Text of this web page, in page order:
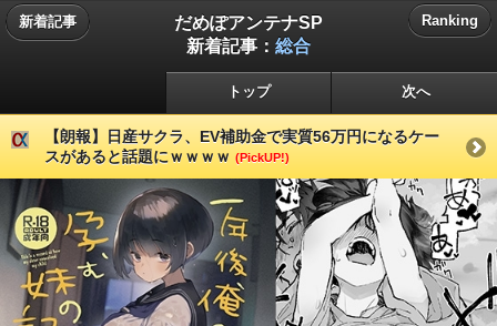
新着記事
だめぽアンテナSP
新着記事： 総合
Ranking
トップ 次へ
【朗報】日産サクラ、EV補助金で実質56万円になるケー
スがあると話題にｗｗｗｗ (PickUP!)